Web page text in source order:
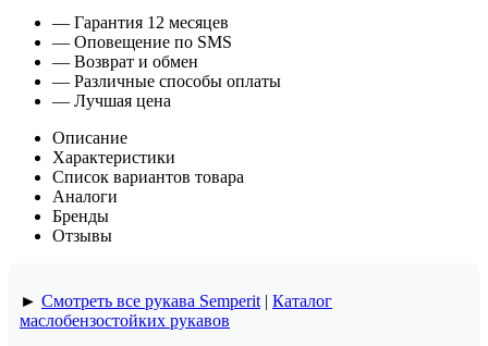
— Гарантия 12 месяцев
— Оповещение по SMS
— Возврат и обмен
— Различные способы оплаты
— Лучшая цена
Описание
Характеристики
Список вариантов товара
Аналоги
Бренды
Отзывы
► Смотреть все рукава Semperit | Каталог
маслобензостойких рукавов